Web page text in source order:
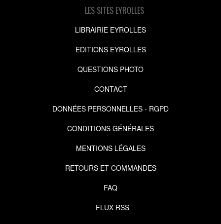
LES SITES EYROLLES
LIBRAIRIE EYROLLES
EDITIONS EYROLLES
QUESTIONS PHOTO
CONTACT
DONNÉES PERSONNELLES - RGPD
CONDITIONS GÉNÉRALES
MENTIONS LÉGALES
RETOURS ET COMMANDES
FAQ
FLUX RSS